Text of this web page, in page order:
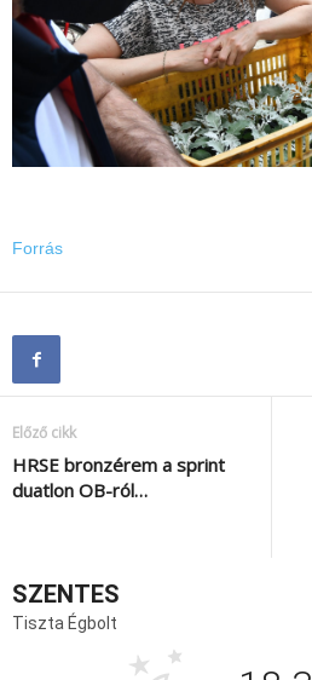
Forrás
Előző cikk
HRSE bronzérem a sprint
duatlon OB-ról…
SZENTES
Tiszta Égbolt